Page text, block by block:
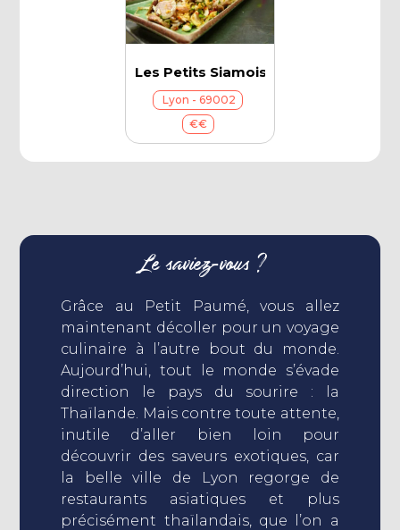
Les Petits Siamois
Lyon - 69002
€€
Le saviez-vous ?
Grâce au Petit Paumé, vous allez
maintenant décoller pour un voyage
culinaire à l’autre bout du monde.
Aujourd’hui, tout le monde s’évade
direction le pays du sourire : la
Thaïlande. Mais contre toute attente,
inutile d’aller bien loin pour
découvrir des saveurs exotiques, car
la belle ville de Lyon regorge de
restaurants asiatiques et plus
précisément thaïlandais, que l’on a